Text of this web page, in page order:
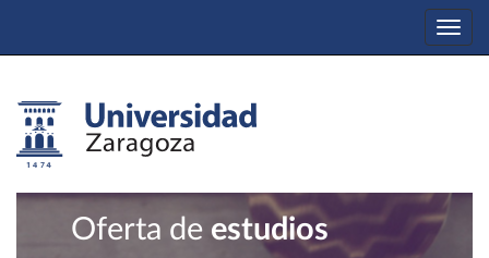
Oferta de estudios